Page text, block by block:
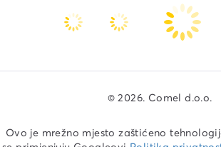
© 2026. Comel d.o.o.
Ovo je mrežno mjesto zaštićeno